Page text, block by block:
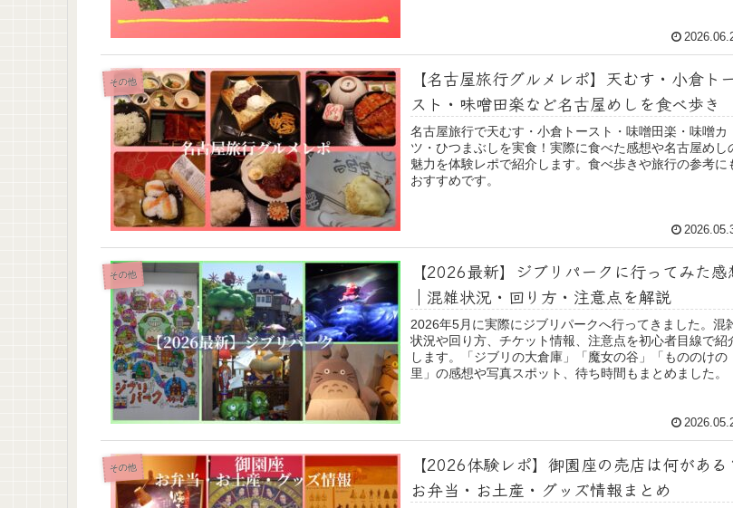
その他
【名古屋旅行グルメレポ】天むす・小倉ト
スト・味噌田楽など名古屋めしを食べ歩き
名古屋旅行で天むす・小倉トースト・味噌田楽・味噌カ
ツ・ひつまぶしを実食！実際に食べた感想や名古屋めし
魅力を体験レポで紹介します。食べ歩きや旅行の参考に
おすすめです。
その他
【2026最新】ジブリパークに行ってみた感
｜混雑状況・回り方・注意点を解説
2026年5月に実際にジブリパークへ行ってきました。混
状況や回り方、チケット情報、注意点を初心者目線で紹
します。「ジブリの大倉庫」「魔女の谷」「もののけの
里」の感想や写真スポット、待ち時間もまとめました。
その他
【2026体験レポ】御園座の売店は何がある
お弁当・お土産・グッズ情報まとめ